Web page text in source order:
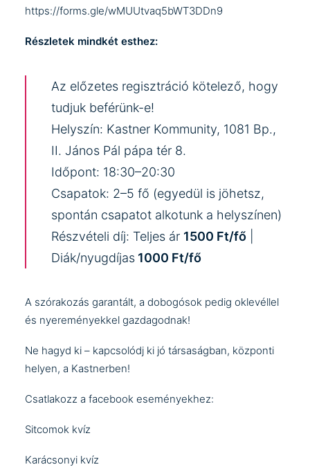
https://forms.gle/wMUUtvaq5bWT3DDn9
Részletek mindkét esthez:
Az előzetes regisztráció kötelező, hogy
tudjuk beférünk-e!
Helyszín: Kastner Kommunity, 1081 Bp.,
II. János Pál pápa tér 8.
Időpont: 18:30–20:30
Csapatok: 2–5 fő (egyedül is jöhetsz,
spontán csapatot alkotunk a helyszínen)
Részvételi díj: Teljes ár 1500 Ft/fő
Diák/nyugdíjas 1000 Ft/fő
A szórakozás garantált, a dobogósok pedig oklevéllel
és nyereményekkel gazdagodnak!
Ne hagyd ki – kapcsolódj ki jó társaságban, központi
helyen, a Kastnerben!
Csatlakozz a facebook eseményekhez:
Sitcomok kvíz
Karácsonyi kvíz